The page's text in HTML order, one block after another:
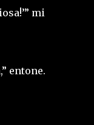
mi
entone.